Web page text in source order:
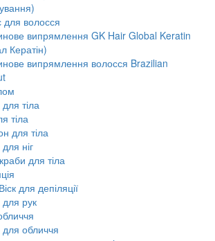
для волосся
випрямлення GK Hair Global Keratin
Кератін)
випрямлення волосся Brazilian
тіла
тіла
для тіла
ніг
для тіла
Віск для депіляції
рук
обличчя